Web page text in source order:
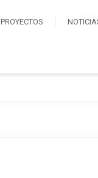
PROYECTOS